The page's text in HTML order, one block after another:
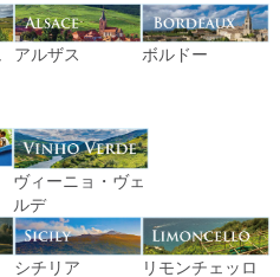
アルザス ボルドー
ヴィーニョ・ヴェ
ルデ
シチリア リモンチェッロ